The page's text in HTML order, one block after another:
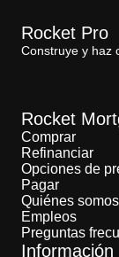
Rocket Pro
Construye y haz
Rocket
Comprar
Refinanciar
Opciones de
Pagar
Quiénes somos
Empleos
Preguntas
Información